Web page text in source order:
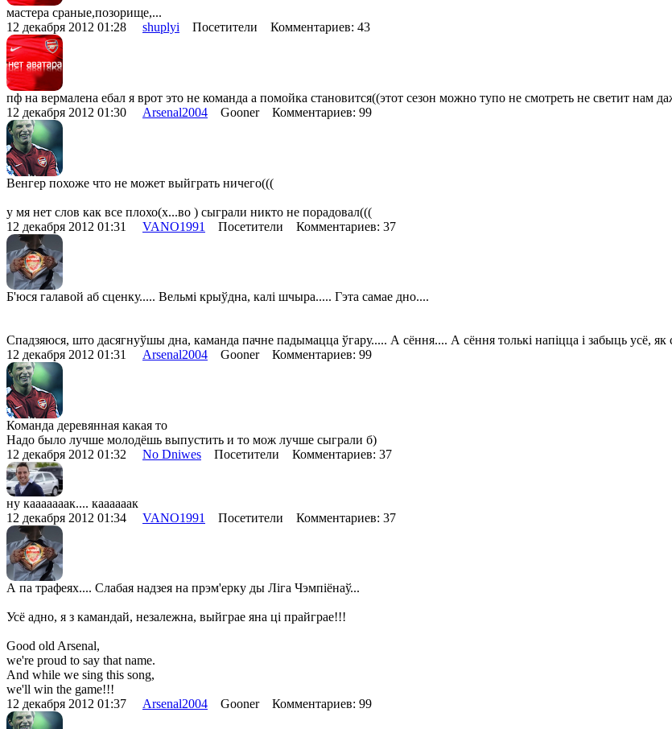
мастера сраные,позорище,...
12 декабря 2012 01:28 shuplyi Посетители Комментариев: 43
пф на вермалена ебал я врот это не команда а помойка становится((этот сезон можно тупо не смотреть не светит нам
12 декабря 2012 01:30 Arsenal2004 Gooner Комментариев: 99
Венгер похоже что не может выйграть ничего(((
у мя нет слов как все плохо(х...во ) сыграли никто не порадовал(((
12 декабря 2012 01:31 VANO1991 Посетители Комментариев: 37
Б'юся галавой аб сценку..... Вельмі крыўдна, калі шчыра..... Гэта самае дно....
Спадзяюся, што дасягнуўшы дна, каманда пачне падымацца ўгару..... А сёння.... А сёння толькі напіцца і забыць усё,
12 декабря 2012 01:31 Arsenal2004 Gooner Комментариев: 99
Команда деревянная какая то
Надо было лучше молодёшь выпустить и то мож лучше сыграли б)
12 декабря 2012 01:32 No Dniwes Посетители Комментариев: 37
ну кааааааак.... каааааак
12 декабря 2012 01:34 VANO1991 Посетители Комментариев: 37
А па трафеях.... Слабая надзея на прэм'ерку ды Ліга Чэмпіёнаў...
Усё адно, я з камандай, незалежна, выйграе яна ці прайграе!!!
Good old Arsenal,
we're proud to say that name.
And while we sing this song,
we'll win the game!!!
12 декабря 2012 01:37 Arsenal2004 Gooner Комментариев: 99